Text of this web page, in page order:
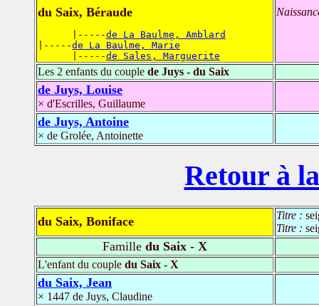
du Saix, Béraude
      |-----
de La Baulme, Amblard
|-----de La Baulme, Marie
      |-----
de Sales, Marguerite
Les 2 enfants du couple de Juys - du Saix
de Juys, Louise
× d'Escrilles, Guillaume
de Juys, Antoine
× de Grolée, Antoinette
Retour à
du Saix, Boniface Titre :
Titre :
Famille du Saix - X
L'enfant du couple du Saix - X
du Saix, Jean
× 1447 de Juys, Claudine